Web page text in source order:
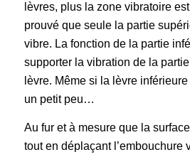
lèvres, plus la zone vibratoire
prouvé que seule la partie
vibre. La fonction de la partie
supporter la vibration de la
lèvre. Même si la lèvre
un petit peu…
Au fur et à mesure que la
tout en déplaçant l’embouchure